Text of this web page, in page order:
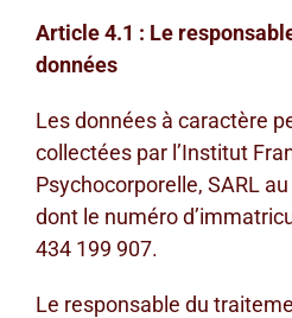
Article 4.1 : Le
données
Les données à caractère
collectées par l’Institut
Psychocorporelle, SARL
dont le numéro
434 199 907.
Le responsable du